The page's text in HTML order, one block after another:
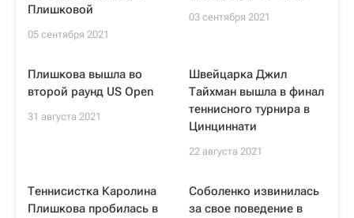
Плишковой
05 сентября 2021
03 сентября 2021
Плишкова вышла во
второй раунд US Open
31 августа 2021
Швейцарка Джил
Тайхман вышла в финал
теннисного турнира в
Цинциннати
22 августа 2021
Теннисистка Каролина
Плишкова пробилась в
Соболенко извинилась
за свое поведение в